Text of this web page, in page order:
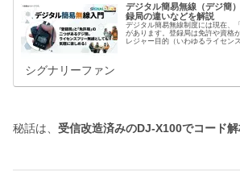
デジタル簡易無線（デジ簡
録局の違いなどを解説
デジタル簡易無線制度には現在、
があります。登録局は免許や資格
レジャー目的（いわゆるライセン
シグナリーファン
秘話は、 受信改造済みのDJ-X100でコード